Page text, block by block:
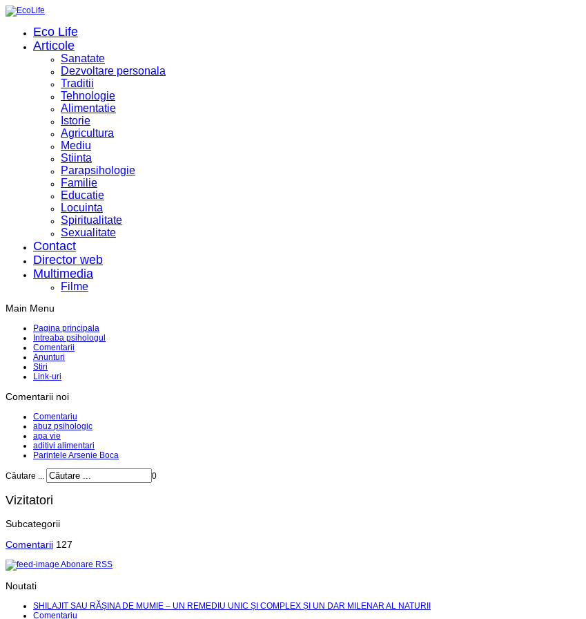
Eco Life
Articole
Sanatate
Dezvoltare personala
Traditii
Tehnologie
Alimentatie
Istorie
Agricultura
Mediu
Stiinta
Parapsihologie
Familie
Educatie
Locuinta
Spiritualitate
Sexualitate
Contact
Director web
Multimedia
Filme
Main Menu
Pagina principala
Intreaba psihologul
Comentarii
Anunturi
Stiri
Link-uri
Comentarii noi
Comentariu
abuz psihologic
apa vie
aditivi alimentari
Parintele Arsenie Boca
Căutare ... 0
Vizitatori
Subcategorii
Comentarii 127
Abonare RSS
Noutati
SHILAJIT SAU RĂȘINA DE MUMIE – UN REMEDIU UNIC ȘI COMPLEX ȘI UN DAR MILENAR AL NATURII
Comentariu